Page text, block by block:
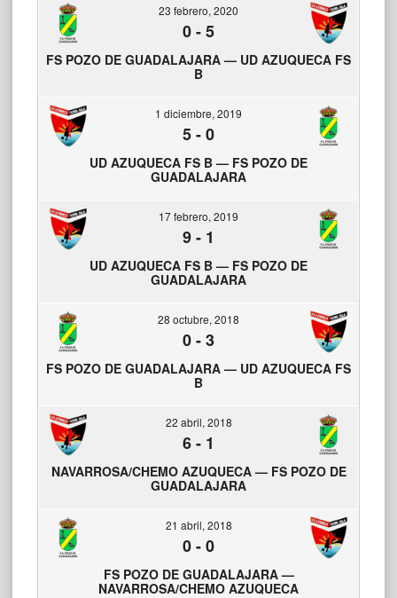
23 febrero, 2020
0-5
FS POZO DE GUADALAJARA — UD AZUQUECA FS
B
1 diciembre, 2019
5-0
UD AZUQUECA FS B — FS POZO DE
GUADALAJARA
17 febrero, 2019
9- 1
UD AZUQUECA FS B — FS POZO DE
GUADALAJARA
28 octubre, 2018
0-3
FS POZO DE GUADALAJARA — UD AZUQUECA FS
B
22 abril, 2018
6- 1
NAVARROSA/CHEMO AZUQUECA — FS POZO DE
GUADALAJARA
21 abril, 2018
0-0
FS POZO DE GUADALAJARA —
NAVARROSA/CHEMO AZUQUECA